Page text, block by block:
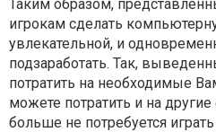
Таким образом,
игрокам сделать
увлекательной, и
подзаработать. Так,
потратить на необходимые
можете потратить и на
больше не потребуется